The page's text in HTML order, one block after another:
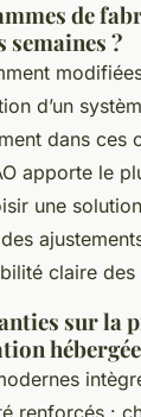
de
semaines ?
d’un
dans ces
apporte le
une
claire des
sur la
renforcés :